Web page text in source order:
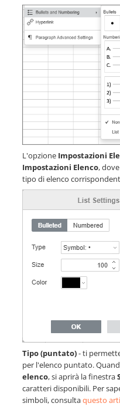
L'opzione Impostazioni
Impostazioni Elenco,
tipo di elenco
Tipo (puntato)- ti
per l'elenco puntato.
elenco, si aprirà la finestra
caratteri disponibili. Per
simboli, consultaquesto